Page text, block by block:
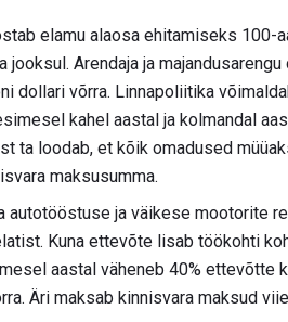
elamu alaosa ehitamiseks 100-
jooksul. Arendaja ja
dollari võrra. Linnapoliitika
kahel aastal ja kolmandal
ta loodab, et kõik omadused
maksusumma.
autotööstuse ja väikese mootorite
Kuna ettevõte lisab töökohti
aastal väheneb 40%
Äri maksab kinnisvara maksud